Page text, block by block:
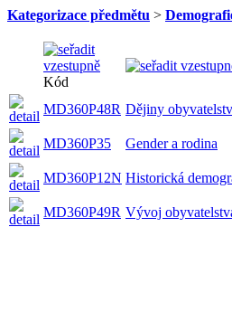
Kategorizace předmětu >
Kód
MD360P48R Dějiny
MD360P35 Gender a rodina
MD360P12N Historická
MD360P49R Vývoj